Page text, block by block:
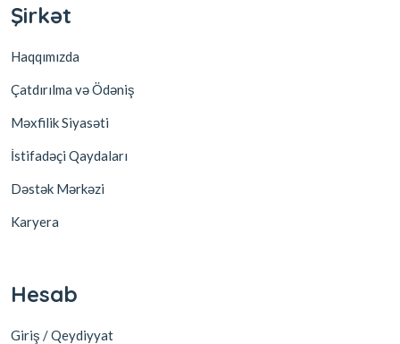
Şirkət
Haqqımızda
Çatdırılma və Ödəniş
Məxfilik Siyasəti
İstifadəçi Qaydaları
Dəstək Mərkəzi
Karyera
Hesab
Giriş / Qeydiyyat